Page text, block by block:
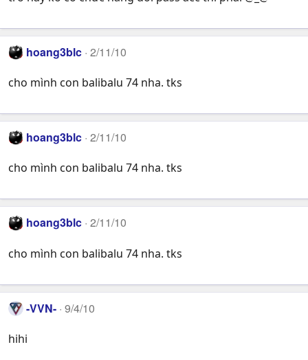
hoang3blc 2/11/10
cho mình con balibalu 74 nha. tks
hoang3blc 2/11/10
cho mình con balibalu 74 nha. tks
hoang3blc 2/11/10
cho mình con balibalu 74 nha. tks
-VVN- 9/4/10
hihi